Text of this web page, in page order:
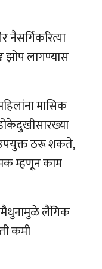
झोप लागण्यास
मासिक
ठरू शकते,
म्हणून काम
लैंगिक
कमी